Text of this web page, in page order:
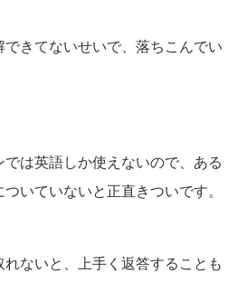
きてないせいで、落ちこんでい
は英語しか使えないので、ある
いていないと正直きついです。
ないと、上手く返答することも